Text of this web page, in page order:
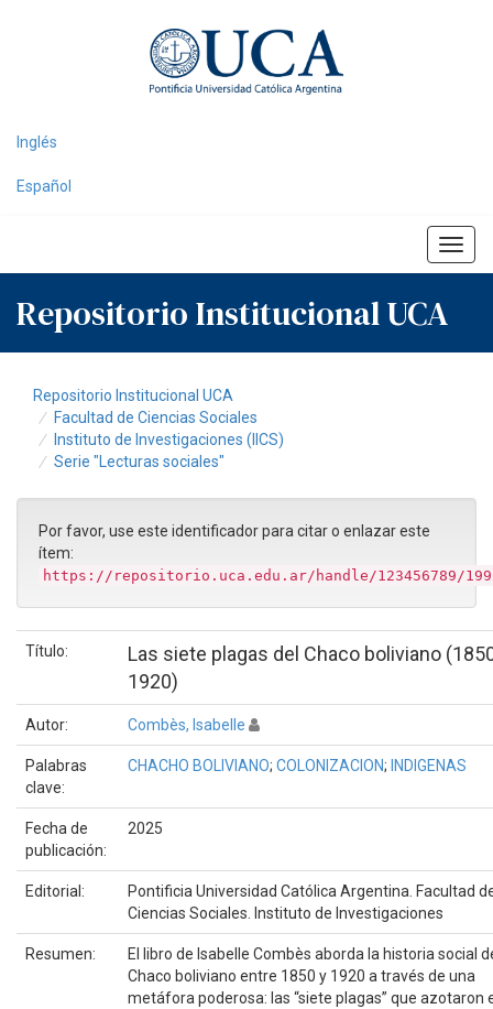
Inglés
Español
Repositorio Institucional UCA
Repositorio Institucional UCA
Facultad de Ciencias Sociales
Instituto de Investigaciones (IICS)
Serie "Lecturas sociales"
Por favor, use este identificador para citar o enlazar este
ítem:
https://repositorio.uca.edu.ar/handle/123456789/
Título:
Las siete plagas del Chaco boliviano
1920)
Autor: Combès, Isabelle
Palabras
clave:
CHACHO BOLIVIANO; COLONIZACION; INDIGENAS
Fecha de
publicación:
2025
Editorial:
Pontificia Universidad Católica Argentina. Facultad
Ciencias Sociales. Instituto de Investigaciones
Resumen:
El libro de Isabelle Combès aborda la historia social
Chaco boliviano entre 1850 y 1920 a través de una
metáfora poderosa: las “siete plagas” que azotaron